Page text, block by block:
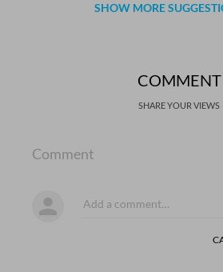
SHOW MORE
COMMENT
SHARE YOUR VIEWS
Comment